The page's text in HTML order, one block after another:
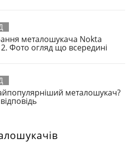
металошукача Nokta
Фото огляд що всередині
металошукач?